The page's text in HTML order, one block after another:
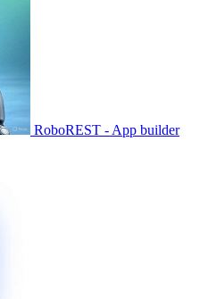
RoboREST - App builder